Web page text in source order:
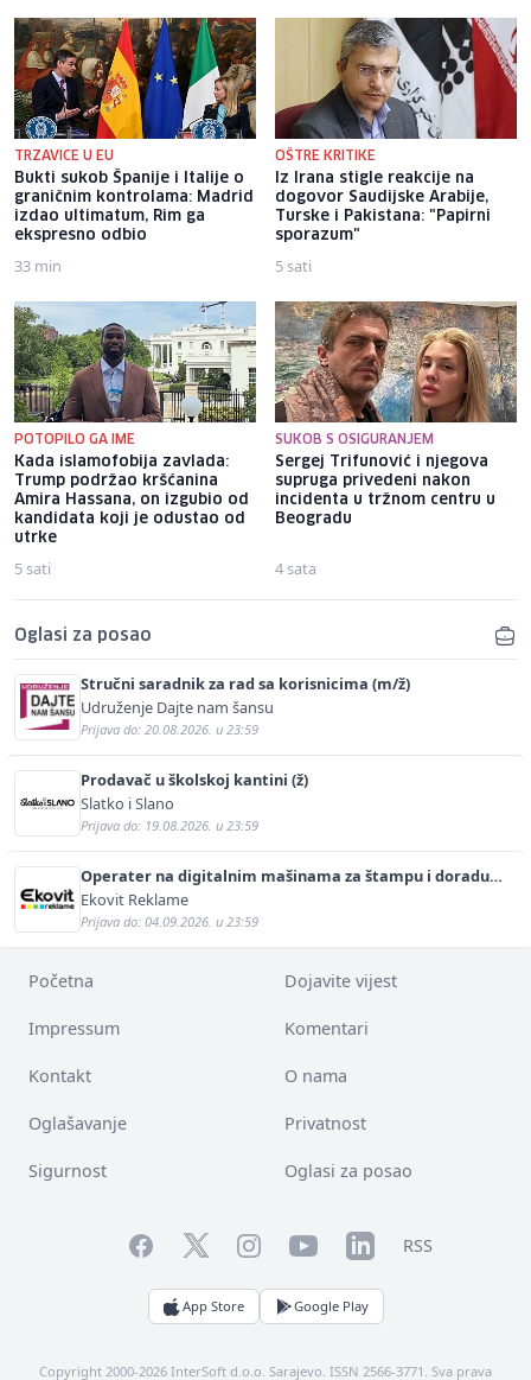
TRZAVICE U EU
Bukti sukob Španije i Italije o
graničnim kontrolama: Madrid
izdao ultimatum, Rim ga
ekspresno odbio
33 min
OŠTRE KRITIKE
Iz Irana stigle reakcije na
dogovor Saudijske Arabije,
Turske i Pakistana: "Papirni
sporazum"
5 sati
POTOPILO GA IME
Kada islamofobija zavlada:
Trump podržao kršćanina
Amira Hassana, on izgubio od
kandidata koji je odustao od
utrke
5 sati
SUKOB S OSIGURANJEM
Sergej Trifunović i njegova
supruga privedeni nakon
incidenta u tržnom centru u
Beogradu
4 sata
Oglasi za posao
Stručni saradnik za rad sa korisnicima (m/ž)
Udruženje Dajte nam šansu
Prijava do: 20.08.2026. u 23:59
Prodavač u školskoj kantini (ž)
Slatko i Slano
Prijava do: 19.08.2026. u 23:59
Operater na digitalnim mašinama za štampu i doradu
(m/ž)
Ekovit Reklame
Prijava do: 04.09.2026. u 23:59
Početna Dojavite vijest
Impressum Komentari
Kontakt O nama
Oglašavanje Privatnost
Sigurnost Oglasi za posao
FacebookTwitterInstagramYouTubeLinkedInRSS
App Store Google Play
Copyright 2000-2026 InterSoft d.o.o. Sarajevo. ISSN 2566-3771. Sva prava